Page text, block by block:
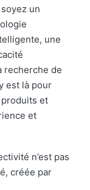
un
une
recherche de
est là pour
et
et
n’est pas
créée par